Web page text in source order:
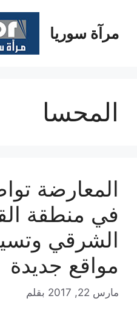
المحتوىمرآة سوريا
المحسا
المعارضة
في منطقة
الشرقي
مواقع جديدة
مارس 22, 2017 بقلم